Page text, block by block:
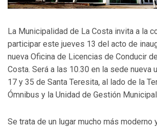
La Municipalidad de La Costa invita a la
participar este jueves 13 del acto de
nueva Oficina de Licencias de Conducir
Costa. Será a las 10.30 en la sede nueva
17 y 35 de Santa Teresita, al lado de la
Ómnibus y la Unidad de Gestión
Se trata de un lugar mucho más moderno